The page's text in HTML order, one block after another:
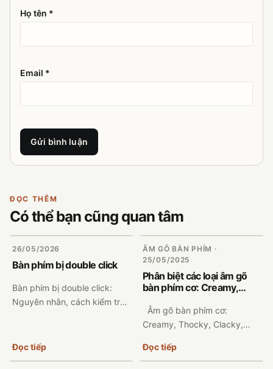
Họ tên *
Email *
Gửi bình luận
ĐỌC THÊM
Có thể bạn cũng quan tâm
26/05/2026
Bàn phím bị double click
Bàn phím bị double click:
Nguyên nhân, cách kiểm tra
nhưng bỗng nhiên bấm 1 lần
Đọc tiếp
ÂM GÕ BÀN PHÍM ·
25/05/2025
Phân biệt các loại âm gõ
bàn phím cơ: Creamy,
Marbly
Âm gõ bàn phím cơ:
Creamy, Thocky, Clacky,
đồng chơi bàn phím cơ, người
Đọc tiếp